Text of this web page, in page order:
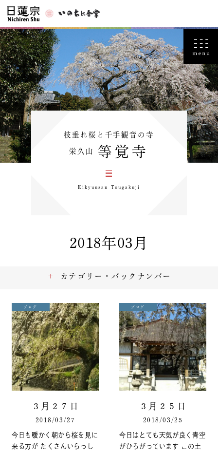
枝垂れ桜と千手観音の寺
栄久山 等覚寺
Eikyuuzan Tougakuji
2018年03月
ブログ
３月２７日
2018/03/27
今日も暖かく朝から桜を見に
来る方が たくさんいらっし
ブログ
３月２５日
2018/03/25
今日はとても天気が良く青空
がひろがっています この土
カテゴリー・バックナンバー